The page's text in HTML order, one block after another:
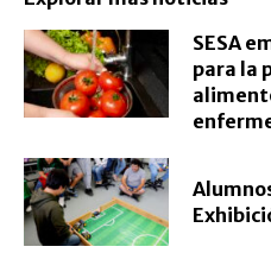
SESA
para la